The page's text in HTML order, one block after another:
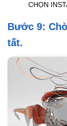
CHỌN
Bước 9:
tất.